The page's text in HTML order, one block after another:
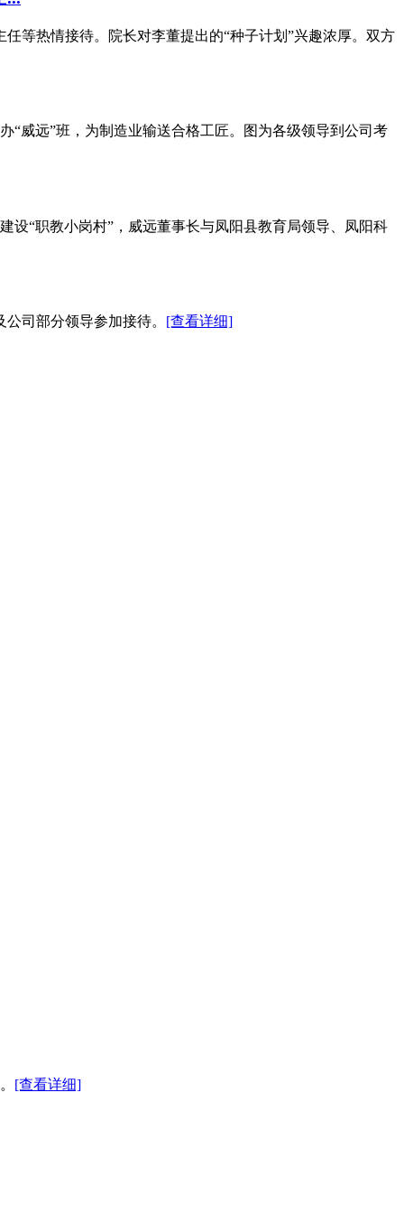
等热情接待。院长对李董提出的“种子计划”兴趣浓厚。双方
“威远”班，为制造业输送合格工匠。图为各级领导到公司考
设“职教小岗村”，威远董事长与凤阳县教育局领导、凤阳科
司部分领导参加接待。 [查看详细]
[查看详细]